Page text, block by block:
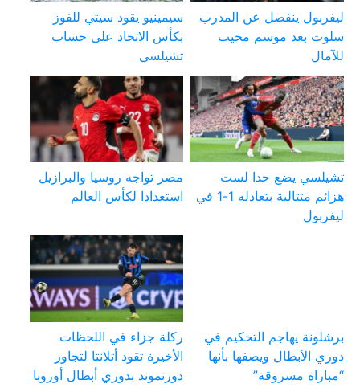
ليفربول ينفصل عن المدرب
سلوت بعد موسم مخيب
للآمال
سيمينيو يقود سيتي للفوز
بكأس الاتحاد على حساب
تشيلسي
تشيلسي يضع حدا لست
هزائم متتالية بتعادله 1-1 في
ليفربول
مصر تواجه روسيا والبرازيل
استعدادا لكأس العالم
برشلونة يهاجم التحكيم في
دوري الأبطال ويصفها بأنها
“مباراة مسروقة”
ركلة جزاء في اللحظات
الأخيرة تقود أتلانتا لتجاوز
دورتموند بدوري أبطال أوروبا